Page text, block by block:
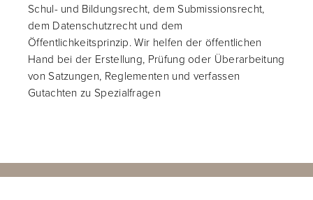
Schul- und Bildungsrecht, dem Submissionsrecht,
dem Datenschutzrecht und dem
Öffentlichkeitsprinzip. Wir helfen der öffentlichen
Hand bei der Erstellung, Prüfung oder Überarbeitung
von Satzungen, Reglementen und verfassen
Gutachten zu Spezialfragen